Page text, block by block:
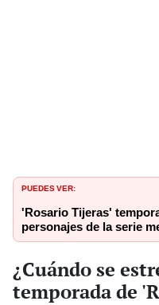
PUEDES VER:
'Rosario Tijeras'
personajes de la serie
¿Cuándo se
temporada de